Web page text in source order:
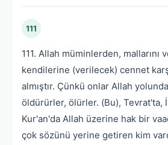
111
111. Allah müminlerden, mallarını
kendilerine (verilecek) cennet
almıştır. Çünkü onlar Allah
öldürürler, ölürler. (Bu), Tevrat'ta,
Kur'an'da Allah üzerine hak bir
çok sözünü yerine getiren kim